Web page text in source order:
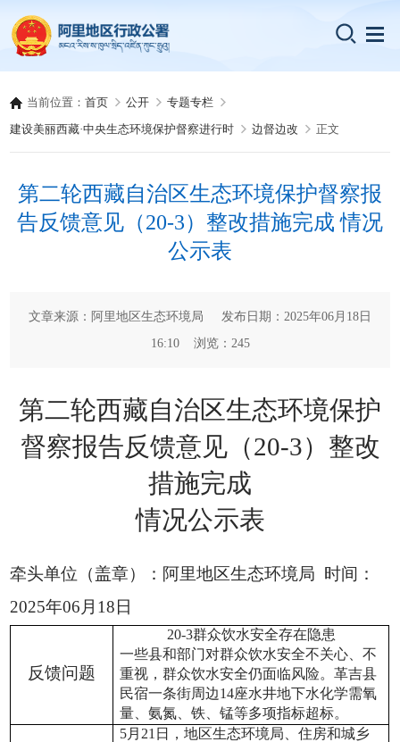
当前位置：首页 公开
专题专栏
建设美丽西藏·中央生态环境保护督察进行时
边督边改 正文
第二轮西藏自治区生态环境保护督察报
告反馈意见（20-3）整改措施完成 情况
公示表
文章来源：阿里地区生态环境局 发布日期：2025年06月18日
16:10 浏览： 245
第二轮西藏自治区生态环境保护
督察报告反馈意见（20-3）整改
措施完成
情况公示表
牵头单位（盖章）：阿里地区生态环境局
时间：
2025年06月18日
反馈问题
20-3群众饮水安全存在隐患
一些县和部门对群众饮水安全不关心、不
重视，群众饮水安全仍面临风险。革吉县
民宿一条街周边14座水井地下水化学需氧
量、氨氮、铁、锰等多项指标超标。
5月21日 ，地区生态环境局、住房和城乡